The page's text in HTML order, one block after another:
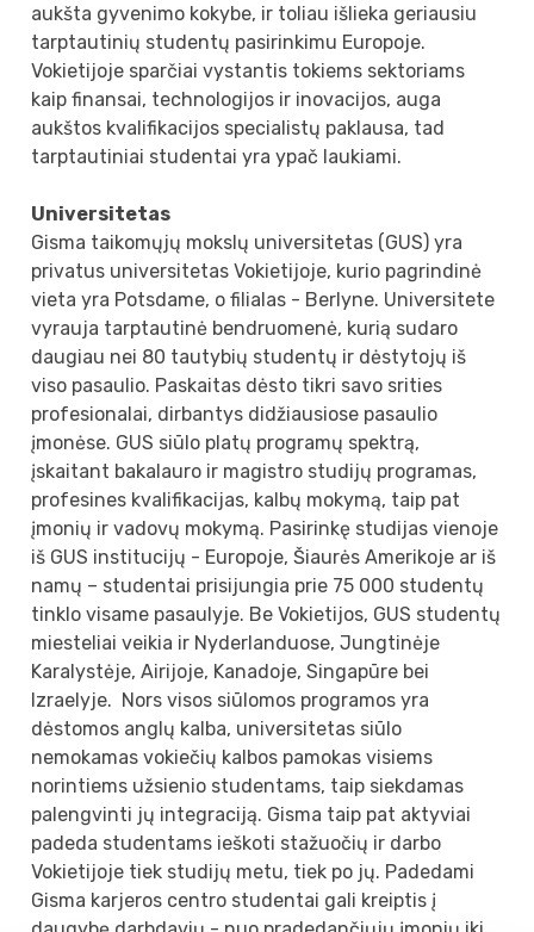
aukšta gyvenimo kokybe, ir toliau išlieka geriausiu
tarptautinių studentų pasirinkimu Europoje.
Vokietijoje sparčiai vystantis tokiems sektoriams
kaip finansai, technologijos ir inovacijos, auga
aukštos kvalifikacijos specialistų paklausa, tad
tarptautiniai studentai yra ypač laukiami.
Universitetas
Gisma taikomųjų mokslų universitetas (GUS) yra
privatus universitetas Vokietijoje, kurio pagrindinė
vieta yra Potsdame, o filialas - Berlyne. Universitete
vyrauja tarptautinė bendruomenė, kurią sudaro
daugiau nei 80 tautybių studentų ir dėstytojų iš
viso pasaulio. Paskaitas dėsto tikri savo srities
profesionalai, dirbantys didžiausiose pasaulio
įmonėse. GUS siūlo platų programų spektrą,
įskaitant bakalauro ir magistro studijų programas,
profesines kvalifikacijas, kalbų mokymą, taip pat
įmonių ir vadovų mokymą. Pasirinkę studijas vienoje
iš GUS institucijų - Europoje, Šiaurės Amerikoje ar iš
namų – studentai prisijungia prie 75 000 studentų
tinklo visame pasaulyje. Be Vokietijos, GUS studentų
miesteliai veikia ir Nyderlanduose, Jungtinėje
Karalystėje, Airijoje, Kanadoje, Singapūre bei
Izraelyje. Nors visos siūlomos programos yra
dėstomos anglų kalba, universitetas siūlo
nemokamas vokiečių kalbos pamokas visiems
norintiems užsienio studentams, taip siekdamas
palengvinti jų integraciją. Gisma taip pat aktyviai
padeda studentams ieškoti stažuočių ir darbo
Vokietijoje tiek studijų metu, tiek po jų. Padedami
Gisma karjeros centro studentai gali kreiptis į